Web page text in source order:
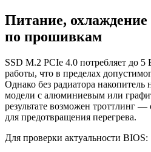
Питание, охлаждение
по прошивкам
SSD M.2 PCIe 4.0 потребляет до
работы, что в пределах
Однако без радиатора накопитель
модели с алюминиевым или
результате возможен троттлинг
для предотвращения перегрева.
Для проверки актуальности BIOS: